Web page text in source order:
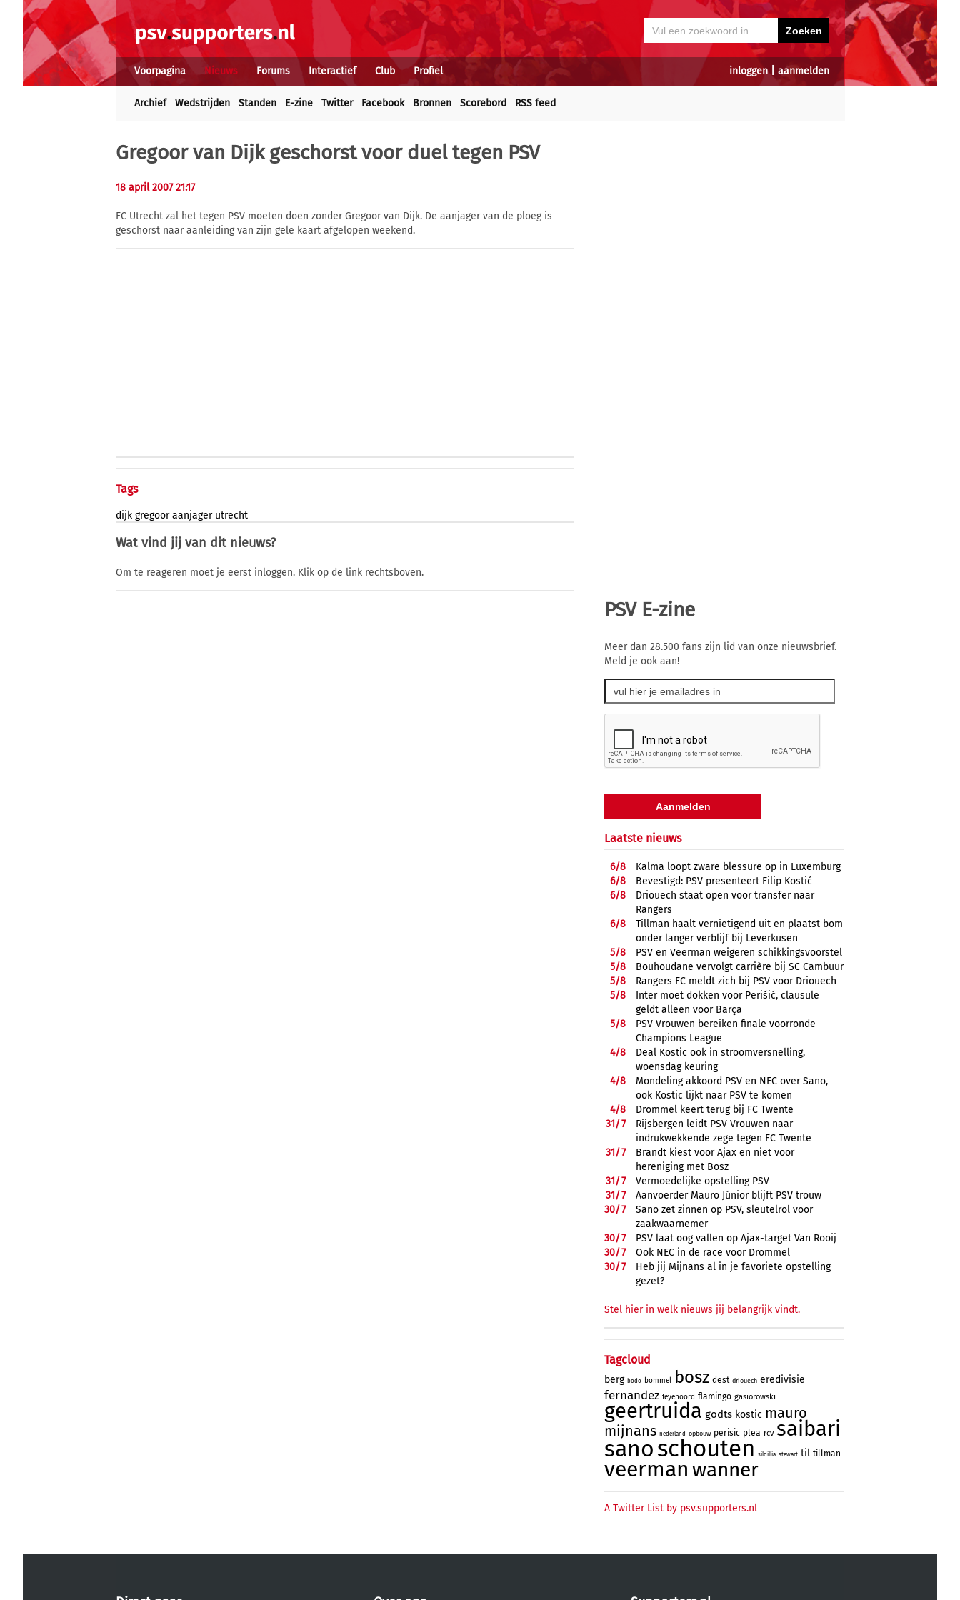
inloggen| aanmelden
Voorpagina Nieuws Forums Interactief Club Profiel
Archief Wedstrijden Standen E-zine Twitter Facebook Bronnen Scorebord RSS feed
Gregoor van Dijk geschorst voor duel tegen PSV
18 april 2007 21:17
FC Utrecht zal het tegen PSV moeten doen zonder Gregoor van Dijk. De aanjager van de ploeg is
geschorst naar aanleiding van zijn gele kaart afgelopen weekend.
Tags
dijk gregoor aanjager utrecht
Wat vind jij van dit nieuws?
Om te reageren moet je eerst inloggen. Klik op de link rechtsboven.
PSV E-zine
Meer dan 28.500 fans zijn lid van onze nieuwsbrief.
Meld je ook aan!
Laatste nieuws
6/8
Kalma loopt zware blessure op in Luxemburg
6/8
Bevestigd: PSV presenteert Filip Kostić
6/8
Driouech staat open voor transfer naar
Rangers
6/8
Tillman haalt vernietigend uit en plaatst bom
onder langer verblijf bij Leverkusen
5/8
PSV en Veerman weigeren schikkingsvoorstel
5/8
Bouhoudane vervolgt carrière bij SC Cambuur
5/8
Rangers FC meldt zich bij PSV voor Driouech
5/8
Inter moet dokken voor Perišić, clausule
geldt alleen voor Barça
5/8
PSV Vrouwen bereiken finale voorronde
Champions League
4/8
Deal Kostic ook in stroomversnelling,
woensdag keuring
4/8
Mondeling akkoord PSV en NEC over Sano,
ook Kostic lijkt naar PSV te komen
4/8
Drommel keert terug bij FC Twente
31/7
Rijsbergen leidt PSV Vrouwen naar
indrukwekkende zege tegen FC Twente
31/7
Brandt kiest voor Ajax en niet voor
hereniging met Bosz
31/7
Vermoedelijke opstelling PSV
31/7
Aanvoerder Mauro Júnior blijft PSV trouw
30/7
Sano zet zinnen op PSV, sleutelrol voor
zaakwaarnemer
30/7
PSV laat oog vallen op Ajax-target Van Rooij
30/7
Ook NEC in de race voor Drommel
30/7
Heb jij Mijnans al in je favoriete opstelling
gezet?
Stel hier in welk nieuws jij belangrijk vindt.
Tagcloud
berg bodo bommel bosz dest driouech eredivisie
fernandez feyenoord flamingo gasiorowski
geertruida godts kostic mauro
mijnans nederland opbouw perisic plea rcv saibari
sanoschouten sildillia stewart til tillman
veerman wanner
A Twitter List by psv.supporters.nl